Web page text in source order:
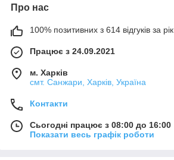
Про нас
100% позитивних з 614 відгуків за рік
Працює з 24.09.2021
м. Харків
смт. Санжари, Харків, Україна
Контакти
Сьогодні працює з 08:00 до 16:00
Показати весь графік роботи